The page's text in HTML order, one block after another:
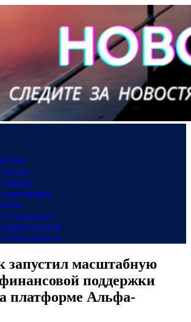
рынок
транспорте
в динамике
микроскопом
возможности
запустил масштабную
поддержки
платформе Альфа-